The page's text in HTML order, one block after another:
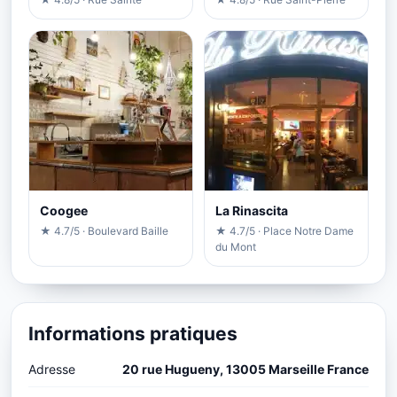
Coogee
★ 4.7/5 · Boulevard Baille
La Rinascita
★ 4.7/5 · Place Notre Dame
du Mont
Informations pratiques
Adresse 20 rue Hugueny, 13005 Marseille France